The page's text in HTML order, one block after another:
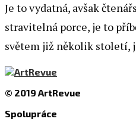
Je to vydatná, avšak
stravitelná porce, je to
světem již několik století,
© 2019 ArtRevue
Spolupráce